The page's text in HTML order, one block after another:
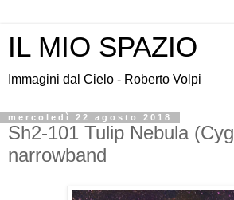
IL MIO SPAZIO
Immagini dal Cielo - Roberto Volpi
mercoledì 22 agosto 2018
Sh2-101 Tulip Nebula
narrowband